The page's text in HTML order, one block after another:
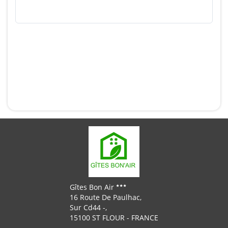
Gîtes Bon Air
16 Route De Paulhac,
Sur Cd44 -,
15100 ST FLOUR - FRANCE